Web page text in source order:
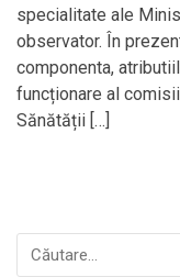
specialitate ale
observator. În
componenta,
funcționare al
Sănătății […]
Caută
după: